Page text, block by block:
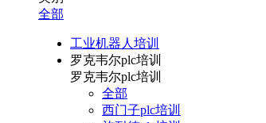
全部
工业机器人培训
罗克韦尔plc培训
罗克韦尔plc培训
全部
西门子plc培训